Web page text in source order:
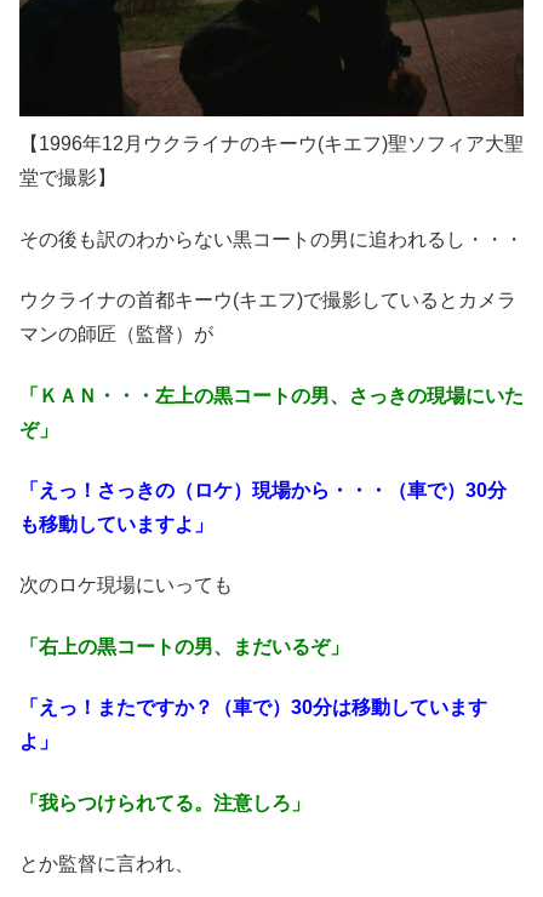
【1996年12月ウクライナのキーウ(キエフ)聖ソフィア大聖
堂で撮影】
その後も訳のわからない黒コートの男に追われるし・・・
ウクライナの首都キーウ(キエフ)で撮影しているとカメラ
マンの師匠（監督）が
「ＫＡＮ・・・左上の黒コートの男、さっきの現場にいた
ぞ」
「えっ！さっきの（ロケ）現場から・・・（車で）30分
も移動していますよ」
次のロケ現場にいっても
「右上の黒コートの男、まだいるぞ」
「えっ！またですか？（車で）30分は移動しています
よ」
「我らつけられてる。注意しろ」
とか監督に言われ、